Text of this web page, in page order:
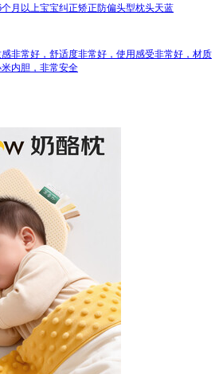
月以上宝宝纠正矫正防偏头型枕头天蓝
非常好，舒适度非常好，使用感受非常好，材质
内胆，非常安全